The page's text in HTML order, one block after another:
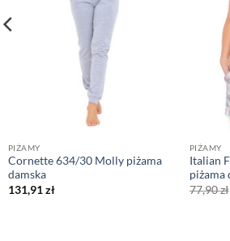
PIŻAMY
Cornette 634/30 Molly piżama
damska
131,91zł
PIŻAMY
Italian
piżama
77,90zł